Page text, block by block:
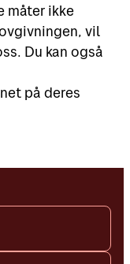
måter ikke
vil
Du kan også
på deres